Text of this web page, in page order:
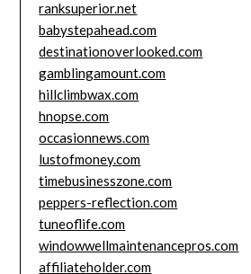
ranksuperior.net
babystepahead.com
destinationoverlooked.com
gamblingamount.com
hillclimbwax.com
hnopse.com
occasionnews.com
lustofmoney.com
timebusinesszone.com
peppers-reflection.com
tuneoflife.com
windowwellmaintenancepros.com
affiliateholder.com